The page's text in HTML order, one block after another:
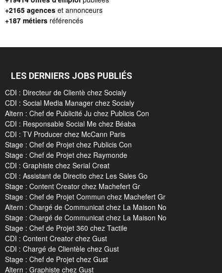
+2165 agences et annonceurs
+187 métiers référencés
LES DERNIERS JOBS PUBLIÉS
CDI : Directeur de Clientè chez Socialy
CDI : Social Media Manager chez Socialy
Altern : Chef de Publicité Ju chez Publicis Con
CDI : Responsable Social Me chez Béaba
CDI : TV Producer chez McCann Paris
Stage : Chef de Projet chez Publicis Con
Stage : Chef de Projet chez Raymonde
CDI : Graphiste chez Serial Creat
CDI : Assistant de Directio chez Les Sales Go
Stage : Content Creator chez Machefert Gr
Stage : Chef de Projet Commun chez Machefert Gr
Altern : Chargé de Communicat chez La Maison No
Stage : Chargé de Communicat chez La Maison No
Stage : Chef de Projet 360 chez Tactile
CDI : Content Creator chez Gust
CDI : Chargé de Clientèle chez Gust
Stage : Chef de Projet chez Gust
Altern : Graphiste chez Gust